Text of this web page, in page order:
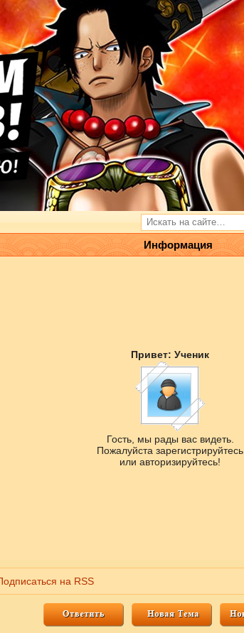
Информация
Привет: Ученик
Гость, мы рады вас видеть.
Пожалуйста зарегистрируйтесь
или авторизируйтесь!
на RSS